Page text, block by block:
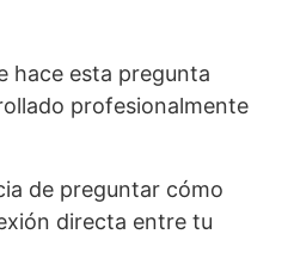
hace esta pregunta
profesionalmente
de preguntar cómo
directa entre tu